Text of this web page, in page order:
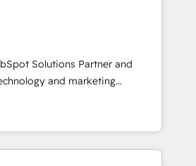
secure data
Services: compliant
reporting ⚖️ Legal: client
document workflows 🛒 E-
🏢 Real Estate: deal pipelines;
management 🏭
Solutions Partner and
and marketing
is on enterprise and mid-
globally that want a strategic
their goals through creative
solutions; Technical HubSpot